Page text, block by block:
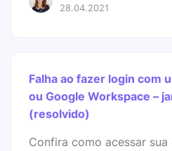
28.04.2021
Falha ao fazer login com
ou Google Workspace –
(resolvido)
Confira como acessar